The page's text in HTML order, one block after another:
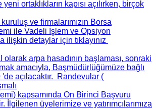
ortaklıkların kapısı açılırken, birçok
ve firmalarımızın Borsa
ile Vadeli İşlem ve Opsiyon
detaylar için tıklayınız
arpa hasadının başlaması, sonraki
amacıyla, Başmüdürlüğümüze bağlı
açılacaktır. Randevular (
kapsamında On Birinci Başvuru
üyelerimize ve yatırımcılarımıza